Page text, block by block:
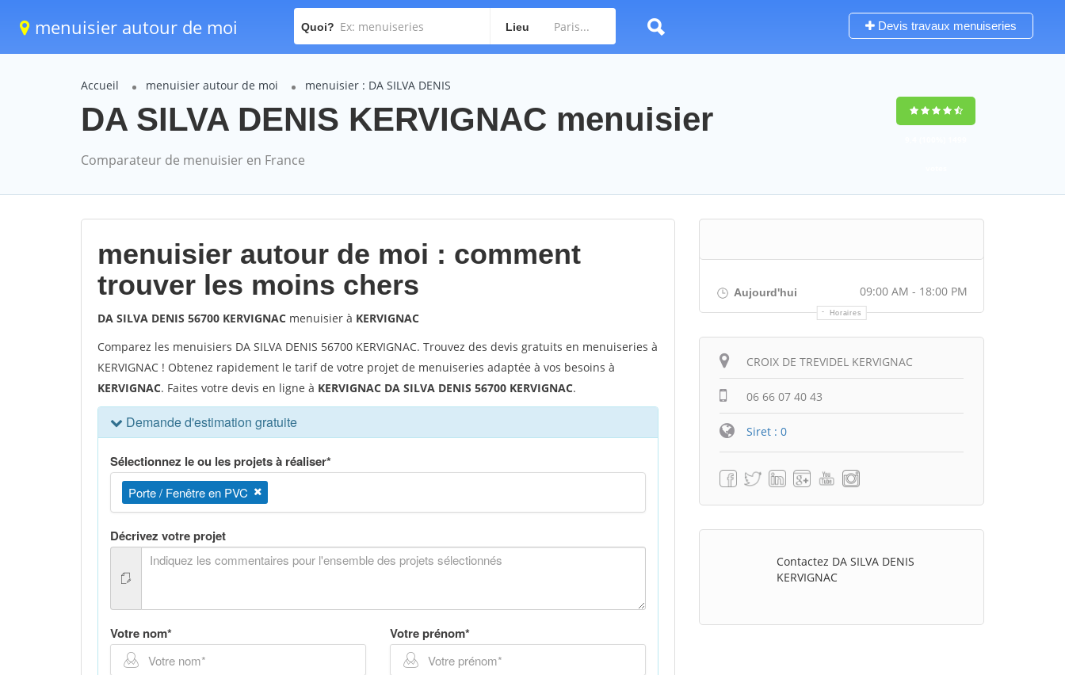
menuisier autour de moi Quoi? Lieu Devis travaux menuiseries
Accueil menuisier autour de moi menuisier : DA SILVA DENIS
DA SILVA DENIS KERVIGNAC menuisier
Comparateur de menuisier en France
menuisier autour de moi : comment
trouver les moins chers
DA SILVA DENIS 56700 KERVIGNAC menuisier à KERVIGNAC
Comparez les menuisiers DA SILVA DENIS 56700 KERVIGNAC. Trouvez des devis gratuits en menuiseries à
KERVIGNAC ! Obtenez rapidement le tarif de votre projet de menuiseries adaptée à vos besoins à
KERVIGNAC. Faites votre devis en ligne à KERVIGNAC DA SILVA DENIS 56700 KERVIGNAC.
Aujourd'hui 09:00 AM - 18:00 PM
Horaires
CROIX DE TREVIDEL KERVIGNAC
06 66 07 40 43
Siret : 0
Contactez DA SILVA DENIS
KERVIGNAC